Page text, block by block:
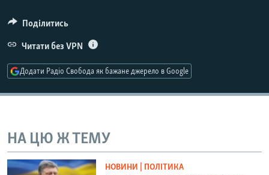
Поділитись
Читати без VPN
Додати Радіо Свобода як бажане джерело в Google
НА ЦЮ Ж ТЕМУ
НОВИНИ | ПОЛІТИКА